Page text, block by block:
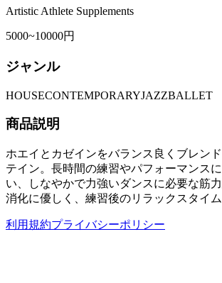
Artistic Athlete Supplements
5000~10000円
ジャンル
HOUSECONTEMPORARYJAZZBALLET
商品説明
ホエイとカゼインをバランス良くブレン
テイン。長時間の練習やパフォーマンス
い、しなやかで力強いダンスに必要な筋力
消化に優しく、練習後のリラックスタイム
利用規約プライバシーポリシー